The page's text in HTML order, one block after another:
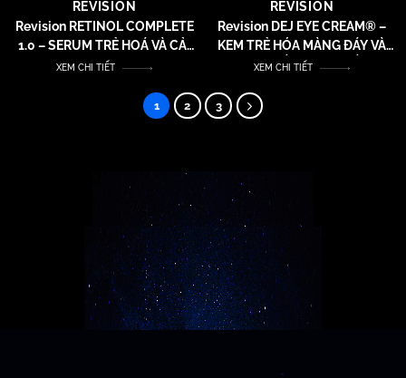
REVISION
Revision RETINOL COMPLETE
1.0 – SERUM TRẺ HOÁ VÀ CẢI
THIỆN NẾP NHĂN
XEM CHI TIẾT
REVISION
Revision DEJ EYE CREAM® –
KEM TRẺ HÓA MÀNG ĐÁY VÀ
SĂN CHẮC VÙNG MẮT
XEM CHI TIẾT
1 2 3